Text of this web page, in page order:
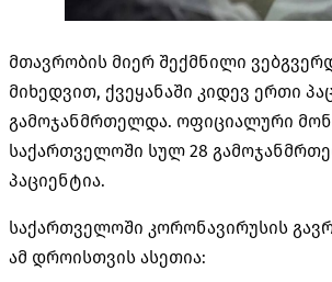
მთავრობის მიერ შექმნილი
მიხედვით, ქვეყანაში კიდევ ერთი
გამოჯანმრთელდა. ოფიციალური
საქართველოში სულ 28
პაციენტია.
საქართველოში კორონავირუსის
ამ დროისთვის ასეთია: